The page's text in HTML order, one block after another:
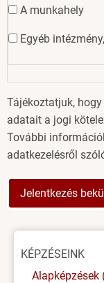
A munkahely
Egyéb
Tájékoztatjuk,
adatait a jogi
További
adatkezelésről
Oldal
KÉPZÉSEINK
Alapképzések